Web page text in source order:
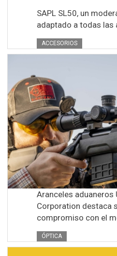
SAPL SL50, un
adaptado a todas las
ACCESORIOS
Aranceles aduaneros
Corporation destaca
compromiso con el
ÓPTICA